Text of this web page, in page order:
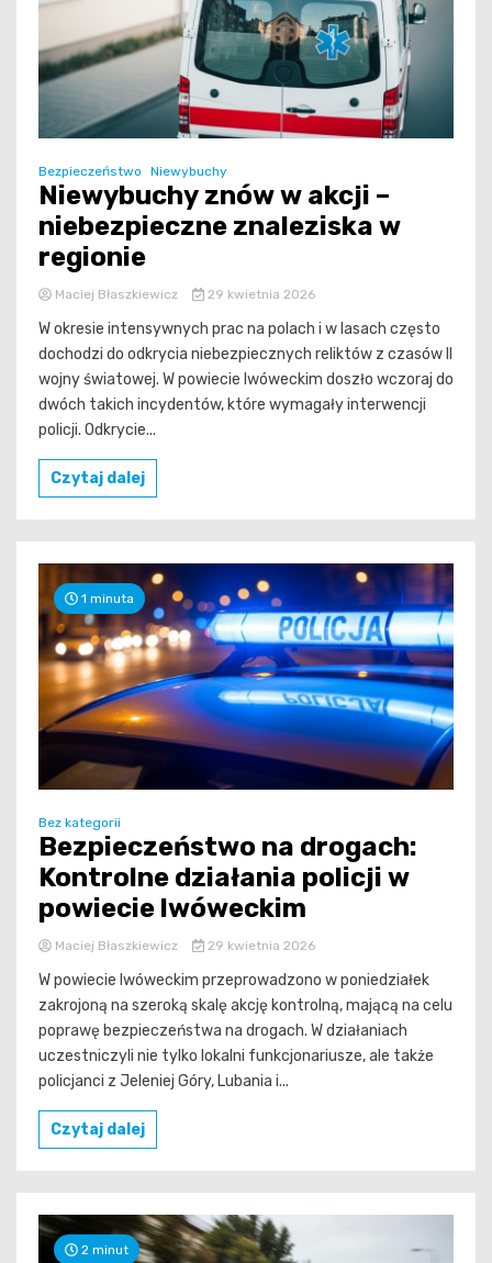
Bezpieczeństwo Niewybuchy
Niewybuchy znów w akcji –
niebezpieczne znaleziska w
regionie
Maciej Błaszkiewicz 29 kwietnia 2026
W okresie intensywnych prac na polach i w lasach często
dochodzi do odkrycia niebezpiecznych reliktów z czasów II
wojny światowej. W powiecie lwóweckim doszło wczoraj do
dwóch takich incydentów, które wymagały interwencji
policji. Odkrycie...
Czytaj dalej
1 minuta
Bez kategorii
Bezpieczeństwo na drogach:
Kontrolne działania policji w
powiecie lwóweckim
Maciej Błaszkiewicz 29 kwietnia 2026
W powiecie lwóweckim przeprowadzono w poniedziałek
zakrojoną na szeroką skalę akcję kontrolną, mającą na celu
poprawę bezpieczeństwa na drogach. W działaniach
uczestniczyli nie tylko lokalni funkcjonariusze, ale także
policjanci z Jeleniej Góry, Lubania i...
Czytaj dalej
2 minut